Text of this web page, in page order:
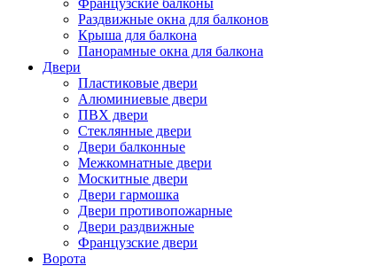
Раздвижные окна для балконов
Крыша для балкона
Панорамные окна для балкона
Двери
Пластиковые двери
Алюминиевые двери
ПВХ двери
Стеклянные двери
Двери балконные
Межкомнатные двери
Москитные двери
Двери гармошка
Двери противопожарные
Двери раздвижные
Французские двери
Ворота